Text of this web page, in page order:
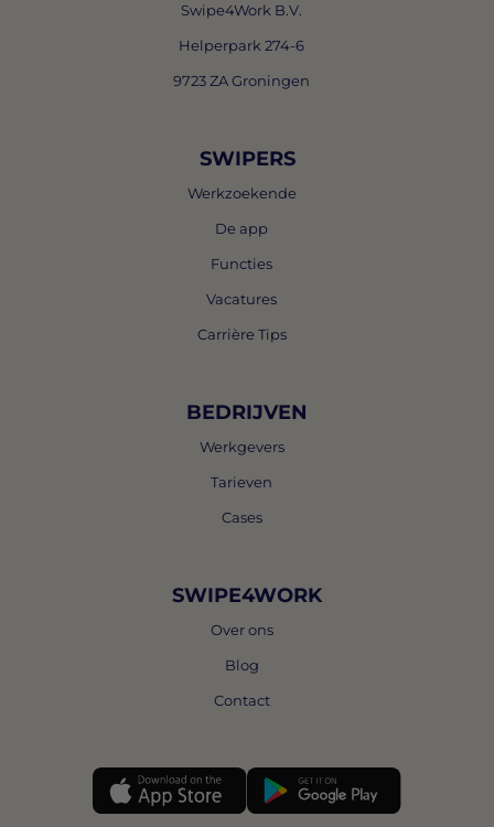
Swipe4Work B.V.
Helperpark 274-6
9723 ZA Groningen
SWIPERS
Werkzoekende
De app
Functies
Vacatures
Carrière Tips
BEDRIJVEN
Werkgevers
Tarieven
Cases
SWIPE4WORK
Over ons
Blog
Contact